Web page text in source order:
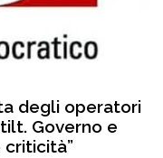
degli operatori
Governo e
criticità”